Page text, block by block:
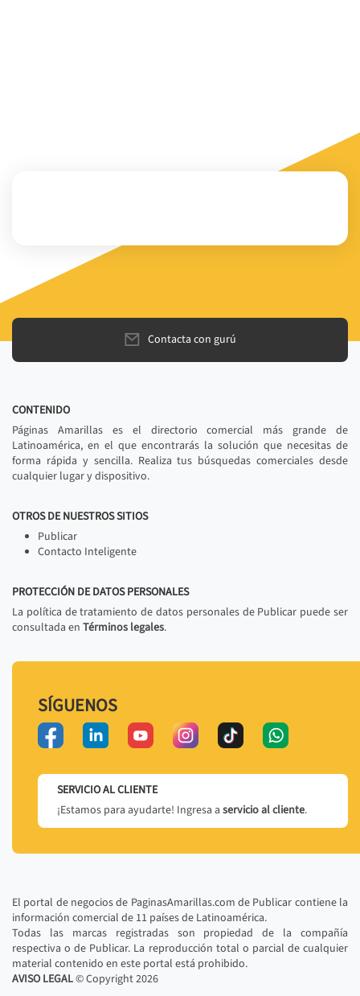
Contacta con gurú
CONTENIDO
Páginas Amarillas es el directorio comercial más grande de
Latinoamérica, en el que encontrarás la solución que necesitas de
forma rápida y sencilla. Realiza tus búsquedas comerciales desde
cualquier lugar y dispositivo.
OTROS DE NUESTROS SITIOS
Publicar
Contacto Inteligente
PROTECCIÓN DE DATOS PERSONALES
La política de tratamiento de datos personales de Publicar puede ser
consultada en Términos legales.
SÍGUENOS
SERVICIO AL CLIENTE
¡Estamos para ayudarte! Ingresa a servicio al cliente.
El portal de negocios de PaginasAmarillas.com de Publicar contiene la
información comercial de 11 países de Latinoamérica.
Todas las marcas registradas son propiedad de la compañía
respectiva o de Publicar. La reproducción total o parcial de cualquier
material contenido en este portal está prohibido.
AVISO LEGAL© Copyright2026